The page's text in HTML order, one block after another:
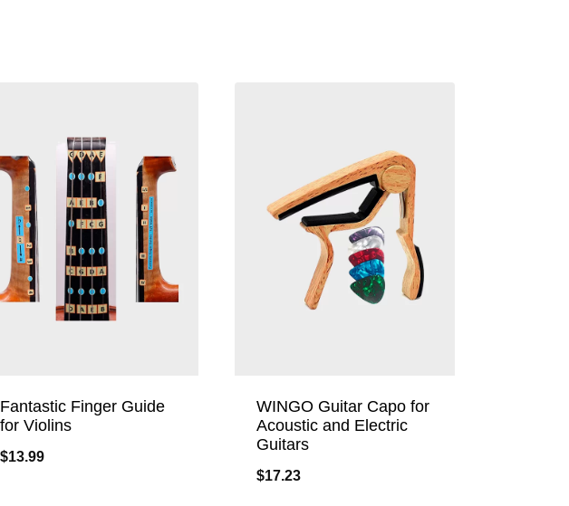
Fantastic Finger Guide
for Violins
$13.99
WINGO Guitar Capo for
Acoustic and Electric
Guitars
$17.23